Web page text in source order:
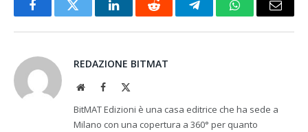
FacebookTwitter LinkedInReddit TelegramWhatsAppEmail
REDAZIONE BITMAT
WebsiteFacebook
BitMAT Edizioni è una casa editrice che ha sede a
Milano con una copertura a 360° per quanto